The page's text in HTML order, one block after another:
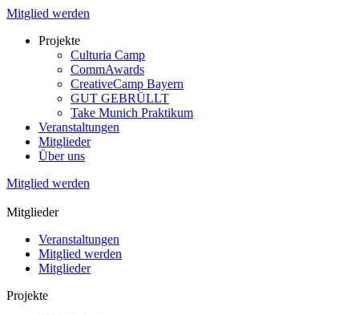
Mitglied werden
Projekte
Culturia Camp
CommAwards
CreativeCamp Bayern
GUT GEBRÜLLT
Take Munich Praktikum
Veranstaltungen
Mitglieder
Über uns
Mitglied werden
Mitglieder
Veranstaltungen
Mitglied werden
Mitglieder
Projekte